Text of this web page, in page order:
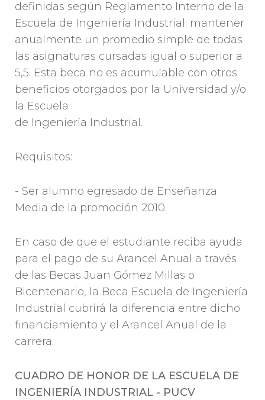
definidas según Reglamento Interno de la
Escuela de Ingeniería Industrial: mantener
anualmente un promedio simple de todas
las asignaturas cursadas igual o superior a
5,5. Esta beca no es acumulable con otros
beneficios otorgados por la Universidad y/o
la Escuela
de Ingeniería Industrial.
Requisitos:
- Ser alumno egresado de Enseñanza
Media de la promoción 2010.
En caso de que el estudiante reciba ayuda
para el pago de su Arancel Anual a través
de las Becas Juan Gómez Millas o
Bicentenario, la Beca Escuela de Ingeniería
Industrial cubrirá la diferencia entre dicho
financiamiento y el Arancel Anual de la
carrera.
CUADRO DE HONOR DE LA ESCUELA DE
INGENIERÍA INDUSTRIAL - PUCV